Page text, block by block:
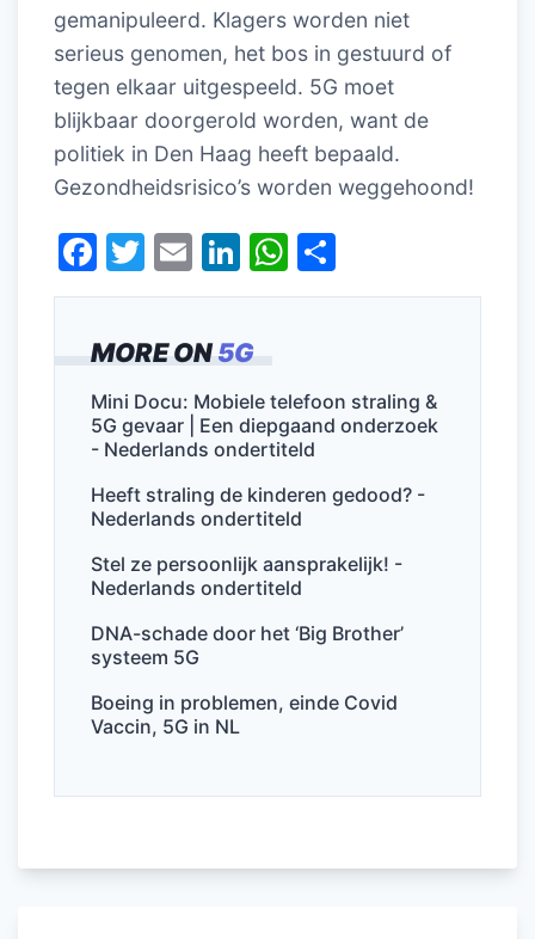
MORE ON5G
Mini Docu: Mobiele telefoon straling &
5G gevaar | Een diepgaand onderzoek
- Nederlands ondertiteld
Heeft straling de kinderen gedood? -
Nederlands ondertiteld
Stel ze persoonlijk aansprakelijk! -
Nederlands ondertiteld
DNA-schade door het ‘Big Brother’
systeem 5G
Boeing in problemen, einde Covid
Vaccin, 5G in NL
gemanipuleerd. Klagers worden niet
serieus genomen, het bos in gestuurd of
tegen elkaar uitgespeeld. 5G moet
blijkbaar doorgerold worden, want de
politiek in Den Haag heeft bepaald.
Gezondheidsrisico’s worden weggehoond!
F
a
e
b
o
o
k
T
w
er
E
m
l
Li
n
e
dI
n
W
h
A
p
p
el